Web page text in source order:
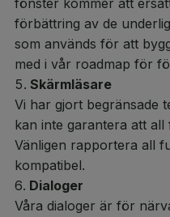
fönster kommer att
förbättring av de
som används för att
med i vår roadmap för
Skärmläsare
Vi har gjort begränsade
kan inte garantera att
Vänligen rapportera all
kompatibel.
Dialoger
Våra dialoger är för